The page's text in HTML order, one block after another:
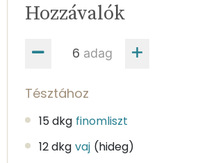
adag
Hozzávalók
Tésztához
15 dkg finomliszt
12 dkg vaj (hideg)